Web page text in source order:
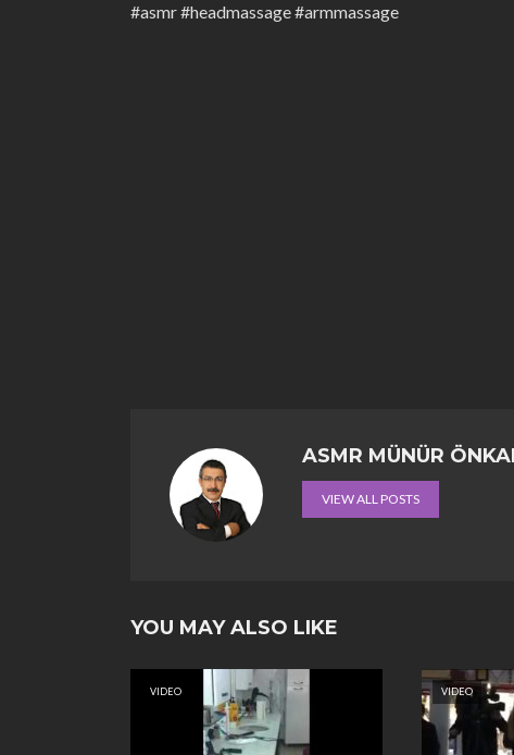
#asmr #headmassage #armmassage
ASMR MÜNÜR
VIEW ALL POSTS
YOU MAY ALSO LIKE
VIDEO VIDEO